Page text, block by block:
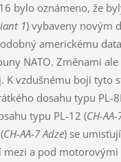
bylo oznámeno, že
1) vybaveny novým
americkému
NATO. Změnami
K vzdušnému boji tyto
dosahu typu PL-
typu PL-12 (CH-
CH-AA-7 Adze) se
mezi a pod